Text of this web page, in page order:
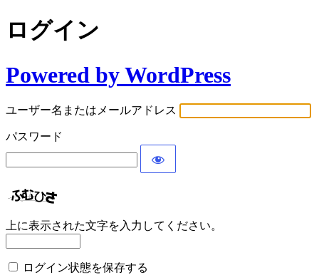
ログイン
Powered by WordPress
ユーザー名またはメールアドレス
パスワード
上に表示された文字を入力してください。
ログイン状態を保存する